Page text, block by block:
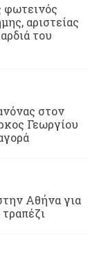
φωτεινός
αριστείας
του
στον
Γεωργίου
Αθήνα για